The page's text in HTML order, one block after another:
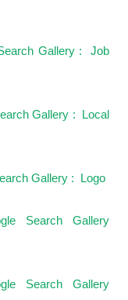
Gallery : Job
Gallery : Local
Gallery : Logo
Search Gallery
Search Gallery